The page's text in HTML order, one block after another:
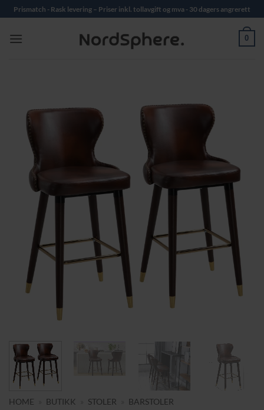
Skip
to
content
Prismatch - Rask levering – Priser inkl. tollavgift og mva - 30 dagers angrerett
0
HOME BUTIKK STOLER BARSTOLER